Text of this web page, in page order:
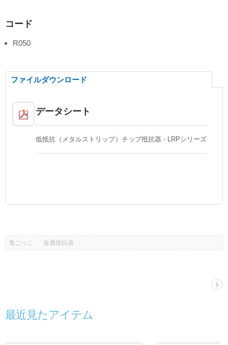
コード
R050
ファイルダウンロード
データシート
低抵抗（メタルストリップ）チップ抵抗器 - LRPシリーズ
鬼ごっこ 金属抵抗器
最近見たアイテム